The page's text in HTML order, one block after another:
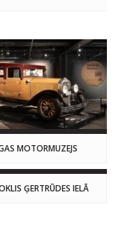
MOTORMUZEJS
ĢERTRŪDES IELĀ